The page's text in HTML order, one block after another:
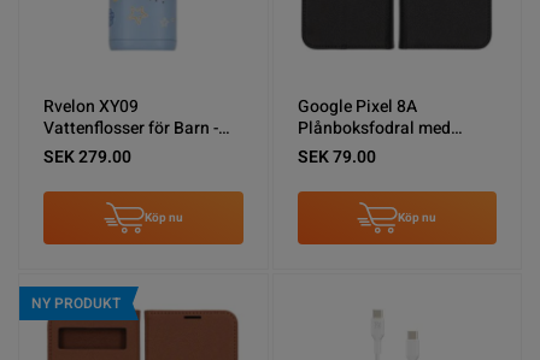
Rvelon XY09
Vattenflosser för Barn -
Blå
SEK 279.00
Köp nu
Google Pixel 8A
Plånboksfodral med
Stativ - Svart
SEK 79.00
Köp nu
NY PRODUKT